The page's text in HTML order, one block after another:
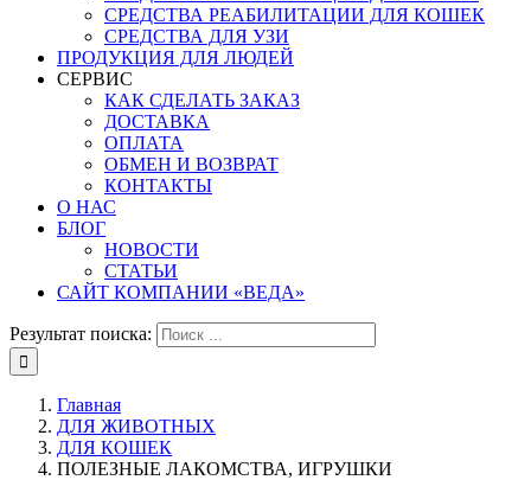
СРЕДСТВА РЕАБИЛИТАЦИИ ДЛЯ КОШЕК
СРЕДСТВА ДЛЯ УЗИ
ПРОДУКЦИЯ ДЛЯ ЛЮДЕЙ
СЕРВИС
КАК СДЕЛАТЬ ЗАКАЗ
ДОСТАВКА
ОПЛАТА
ОБМЕН И ВОЗВРАТ
КОНТАКТЫ
О НАС
БЛОГ
НОВОСТИ
СТАТЬИ
САЙТ КОМПАНИИ «ВЕДА»
Результат поиска:
Главная
ДЛЯ ЖИВОТНЫХ
ДЛЯ КОШЕК
ПОЛЕЗНЫЕ ЛАКОМСТВА, ИГРУШКИ